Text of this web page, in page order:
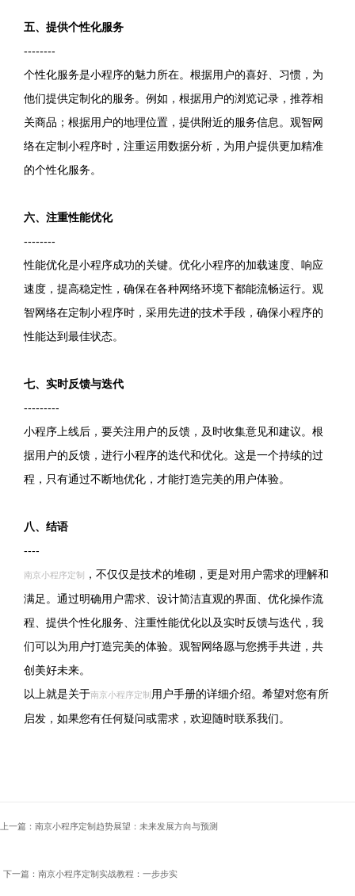
五、提供个性化服务
--------
个性化服务是小程序的魅力所在。根据用户的喜好、习惯，为
他们提供定制化的服务。例如，根据用户的浏览记录，推荐相
关商品；根据用户的地理位置，提供附近的服务信息。观智网
络在定制小程序时，注重运用数据分析，为用户提供更加精准
的个性化服务。
六、注重性能优化
--------
性能优化是小程序成功的关键。优化小程序的加载速度、响应
速度，提高稳定性，确保在各种网络环境下都能流畅运行。观
智网络在定制小程序时，采用先进的技术手段，确保小程序的
性能达到最佳状态。
七、实时反馈与迭代
---------
小程序上线后，要关注用户的反馈，及时收集意见和建议。根
据用户的反馈，进行小程序的迭代和优化。这是一个持续的过
程，只有通过不断地优化，才能打造完美的用户体验。
八、结语
----
南京小程序定制
，不仅仅是技术的堆砌，更是对用户需求的理解和
满足。通过明确用户需求、设计简洁直观的界面、优化操作流
程、提供个性化服务、注重性能优化以及实时反馈与迭代，我
们可以为用户打造完美的体验。观智网络愿与您携手共进，共
创美好未来。
以上就是关于南京小程序定制 用户手册的详细介绍。希望对您有所
启发，如果您有任何疑问或需求，欢迎随时联系我们。
上一篇：南京小程序定制趋势展望：未来发展方向与预测
下一篇：南京小程序定制实战教程：一步步实